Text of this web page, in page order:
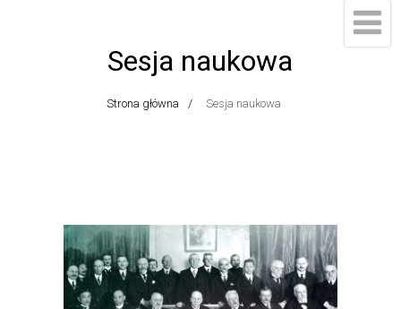
Sesja naukowa
Strona główna Sesja naukowa